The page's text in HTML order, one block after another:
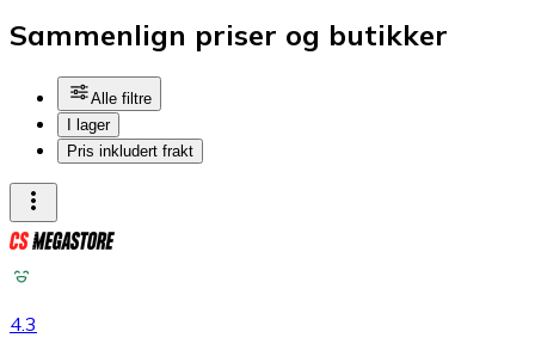
Sammenlign priser og butikker
Alle filtre
I lager
Pris inkludert frakt
4.3